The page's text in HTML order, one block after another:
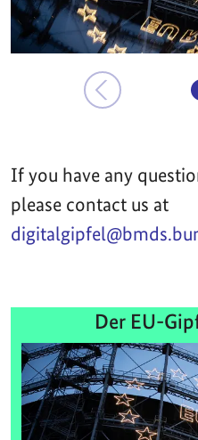
If you have any
please contact us at
Der EU-